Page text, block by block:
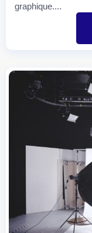
graphique....